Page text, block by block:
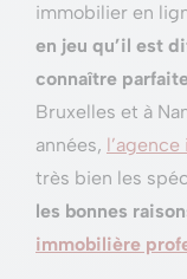
immobilier en
en jeu qu’il est
connaître
Bruxelles et à
années,
très bien les
les bonnes
immobilière